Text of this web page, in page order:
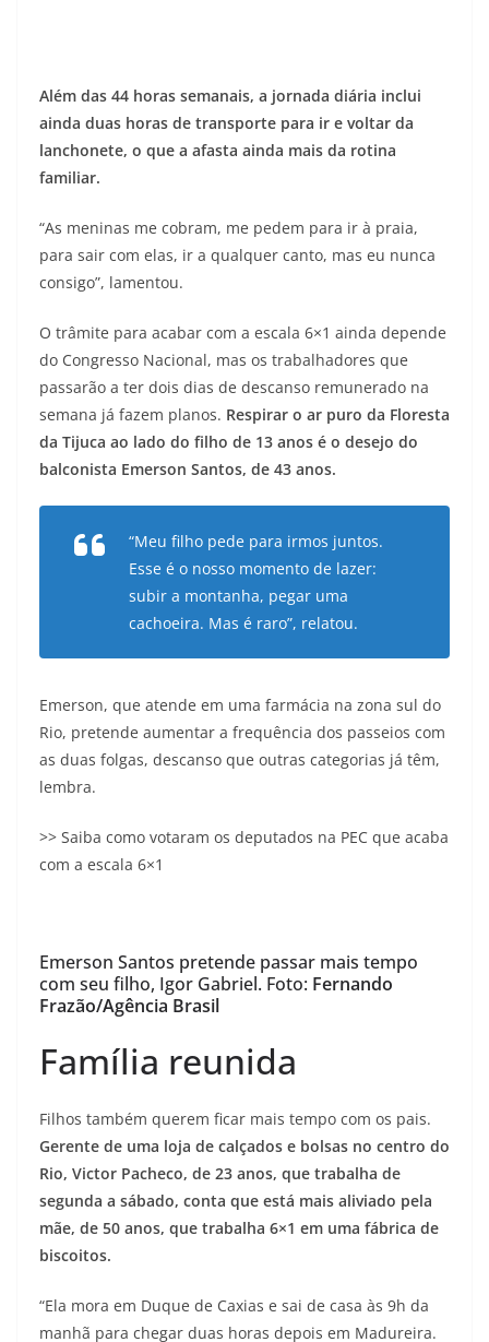
Além das 44 horas semanais, a jornada diária inclui
ainda duas horas de transporte para ir e voltar da
lanchonete, o que a afasta ainda mais da rotina
familiar.
“As meninas me cobram, me pedem para ir à praia,
para sair com elas, ir a qualquer canto, mas eu nunca
consigo”, lamentou.
O trâmite para acabar com a escala 6×1 ainda depende
do Congresso Nacional, mas os trabalhadores que
passarão a ter dois dias de descanso remunerado na
semana já fazem planos. Respirar o ar puro da Floresta
da Tijuca ao lado do filho de 13 anos é o desejo do
balconista Emerson Santos, de 43 anos.
“Meu filho pede para irmos juntos.
Esse é o nosso momento de lazer:
subir a montanha, pegar uma
cachoeira. Mas é raro”, relatou.
Emerson, que atende em uma farmácia na zona sul do
Rio, pretende aumentar a frequência dos passeios com
as duas folgas, descanso que outras categorias já têm,
lembra.
>> Saiba como votaram os deputados na PEC que acaba
com a escala 6×1
Emerson Santos pretende passar mais tempo
com seu filho, Igor Gabriel. Foto: Fernando
Frazão/Agência Brasil
Família reunida
Filhos também querem ficar mais tempo com os pais.
Gerente de uma loja de calçados e bolsas no centro do
Rio, Victor Pacheco, de 23 anos, que trabalha de
segunda a sábado, conta que está mais aliviado pela
mãe, de 50 anos, que trabalha 6×1 em uma fábrica de
biscoitos.
“Ela mora em Duque de Caxias e sai de casa às 9h da
manhã para chegar duas horas depois em Madureira.